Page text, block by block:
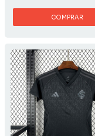
COMPRAR